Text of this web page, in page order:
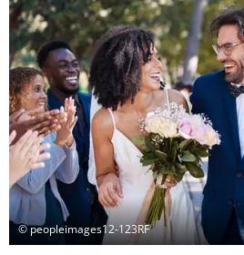
© peopleimages12-123RF